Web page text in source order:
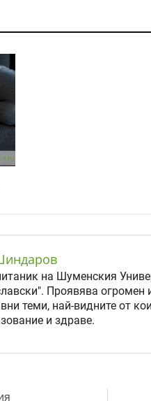
на Шуменския
Проявява
теми, най-видните от
и здраве.